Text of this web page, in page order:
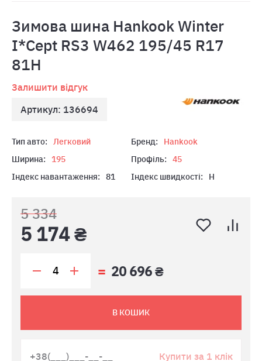
Зимова шина Hankook Winter
I*Cept RS3 W462 195/45 R17
81H
Залишити відгук
Артикул: 136694
Тип авто: Легковий Бренд:
Hankook
Ширина:
195 Профіль:
45
Індекс навантаження:
81 Індекс швидкості: H
5 334
5 174 ₴
20 696 ₴
В КОШИК
Купити за 1 клік